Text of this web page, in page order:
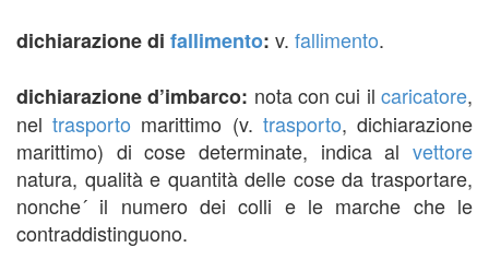
dichiarazione di fallimento: v. fallimento.
dichiarazione d’imbarco: nota con cui ilcaricatore,
neltrasporto marittimo (v. trasporto, dichiarazione
marittimo) di cose determinate, indica al vettore
natura, qualità e quantità delle cose da trasportare,
nonche´ il numero dei colli e le marche che le
contraddistinguono.